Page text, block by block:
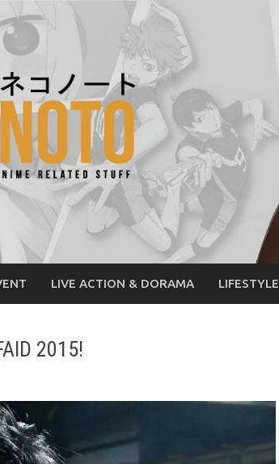
LIVE ACTION & DORAMA LIFESTYLE
2015!